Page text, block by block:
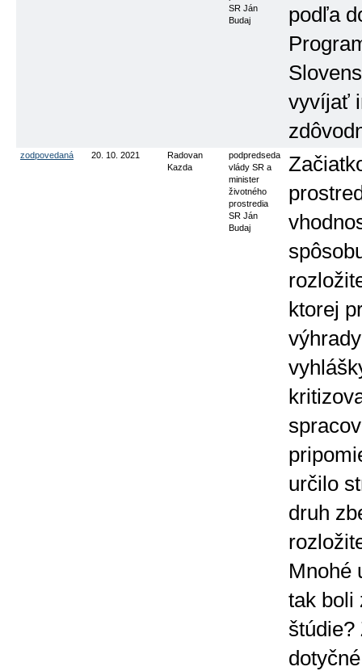
SR Ján
Budaj
podľa
vyvíjať
zodpovedaná 20. 10. 2021
Radovan
Kazda
podpredseda
vlády SR a
minister
životného
prostredia
SR Ján
Budaj
ktorej
určilo
druh
Mnohé
tak boli
štúdie?